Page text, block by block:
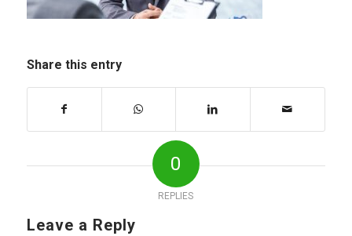
Share this entry
0
REPLIES
Leave a Reply